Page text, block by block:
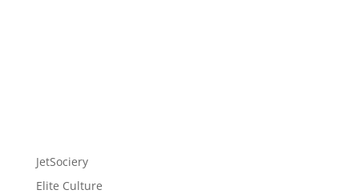
JetSociery
Elite Culture